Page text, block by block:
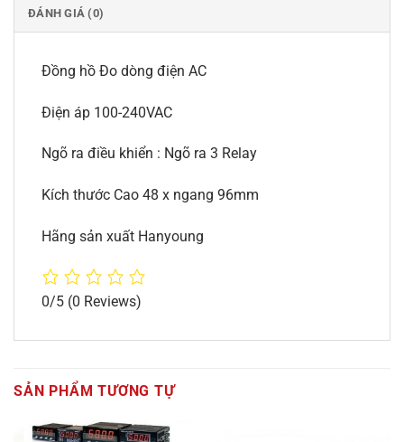
ĐÁNH GIÁ (0)
Đồng hồ Đo dòng điện AC
Điện áp 100-240VAC
Ngõ ra điều khiển : Ngõ ra 3 Relay
Kích thước Cao 48 x ngang 96mm
Hãng sản xuất Hanyoung
0/5 (0 Reviews)
SẢN PHẨM TƯƠNG TỰ